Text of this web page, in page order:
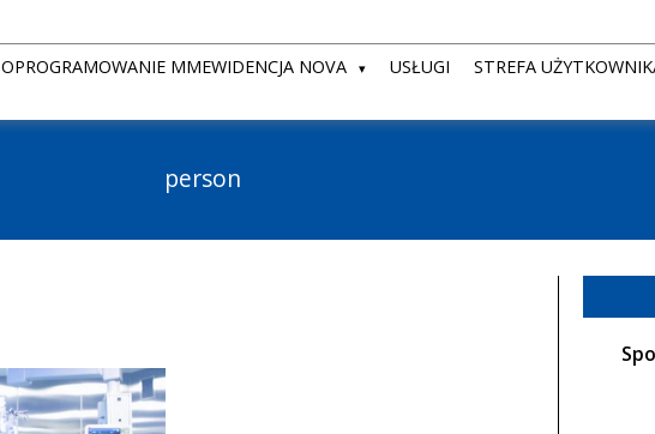
OPROGRAMOWANIE MMEWIDENCJA NOVA USŁUGI STREFA
person